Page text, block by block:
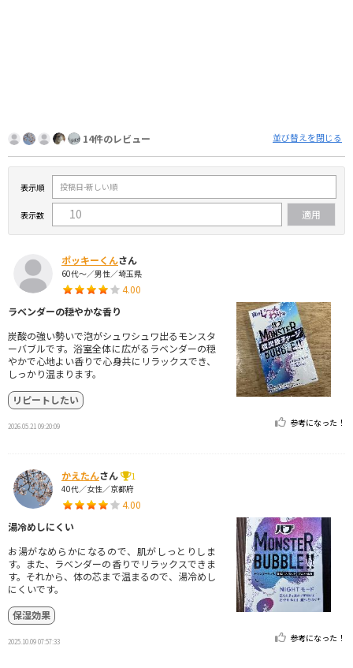
14件のレビュー 並び替えを閉じる
表示順
表示数
ポッキーくんさん
60代～／男性／埼玉県
4.00
ラベンダーの穏やかな香り
炭酸の強い勢いで泡がシュワシュワ出るモンスタ
ーバブルです。浴室全体に広がるラベンダーの穏
やかで心地よい香りで心身共にリラックスでき、
しっかり温まります。
リピートしたい
2026.05.21 09:20:09 参考になった！
かえたんさん
1
40代／女性／京都府
4.00
湯冷めしにくい
お湯がなめらかになるので、肌がしっとりしま
す。また、ラベンダーの香りでリラックスできま
す。それから、体の芯まで温まるので、湯冷めし
にくいです。
保湿効果
2025.10.09 07:57:33 参考になった！